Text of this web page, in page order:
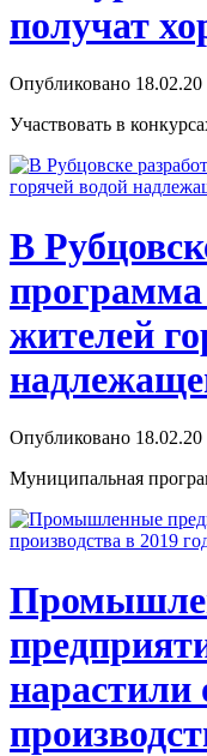
получат
Опубликовано 18.02.20
Участвовать в
В
программа
жителей
Опубликовано 18.02.20
Муниципальная
нарастили